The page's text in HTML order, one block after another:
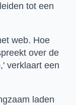
tot een
web. Hoe
over de
verklaart een
laden